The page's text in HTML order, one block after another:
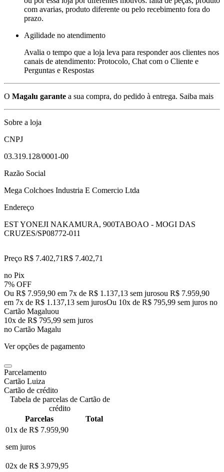
com avarias, produto diferente ou pelo recebimento fora do
prazo.
Agilidade no atendimento
Avalia o tempo que a loja leva para responder aos clientes nos
canais de atendimento: Protocolo, Chat com o Cliente e
Perguntas e Respostas
O Magalu garante a sua compra, do pedido à entrega. Saiba mais
Sobre a loja
CNPJ
03.319.128/0001-00
Razão Social
Mega Colchoes Industria E Comercio Ltda
Endereço
EST YONEJI NAKAMURA, 900TABOAO - MOGI DAS
CRUZES/SP08772-011
Preço R$ 7.402,71R$ 7.402,71
no Pix
7% OFF
Ou R$ 7.959,90 em 7x de R$ 1.137,13 sem jurosou R$ 7.959,90
em 7x de R$ 1.137,13 sem jurosOu 10x de R$ 795,99 sem juros no
Cartão Magaluou
10x de R$ 795,99 sem juros
no Cartão Magalu
Ver opções de pagamento
Parcelamento
Cartão Luiza
Cartão de crédito
Tabela de parcelas de Cartão de
crédito
Parcelas
Total
01x de R$ 7.959,90
sem juros
02x de R$ 3.979,95